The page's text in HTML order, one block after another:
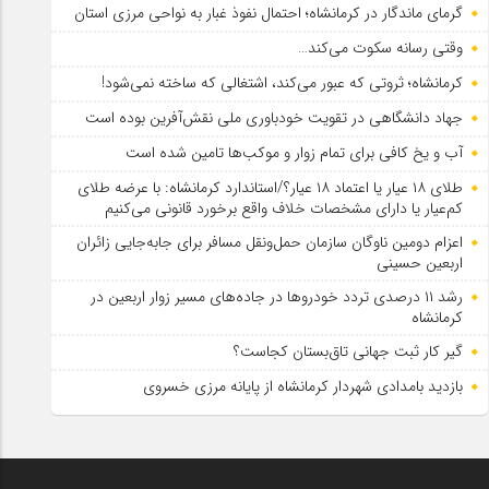
گرمای ماندگار در کرمانشاه؛ احتمال نفوذ غبار به نواحی مرزی استان
وقتی رسانه سکوت می‌کند…
کرمانشاه؛ ثروتی که عبور می‌کند، اشتغالی که ساخته نمی‌شود!
جهاد دانشگاهی در تقویت خودباوری ملی نقش‌آفرین بوده است
آب و یخ کافی برای تمام زوار و موکب‌ها تامین شده است
طلای ۱۸ عیار یا اعتماد ۱۸ عیار؟/استاندارد کرمانشاه: با عرضه طلای
کم‌عیار یا دارای مشخصات خلاف واقع برخورد قانونی می‌کنیم
اعزام دومین ناوگان سازمان حمل‌ونقل مسافر برای جابه‌جایی زائران
اربعین حسینی
رشد ۱۱ درصدی تردد خودروها در جاده‌های مسیر زوار اربعین در
کرمانشاه
گیر کار ثبت جهانی تاق‌بستان کجاست؟
بازدید بامدادی شهردار کرمانشاه از پایانه مرزی خسروی